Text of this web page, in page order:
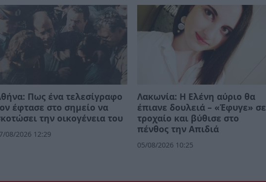
Πως ένα τελεσίγραφο
έφτασε στο σημείο να
την οικογένεια του
08/2026 12:29
Λακωνία: Η Ελένη αύριο θα
έπιανε δουλειά – «Έφυγε» σε
τροχαίο και βύθισε στο
πένθος την Απιδιά
05/08/2026 10:25